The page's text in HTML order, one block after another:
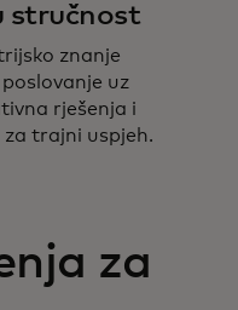
stručnost
znanje
uz
rješenja i
trajni uspjeh.
za